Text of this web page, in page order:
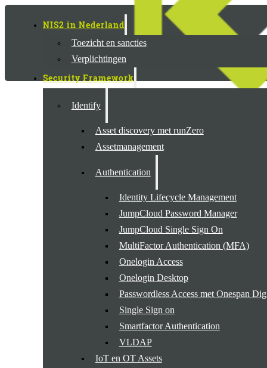
NIS2 in Nederland
Toezicht en sancties
Verplichtingen
Security Framework
Identify
Asset discovery met runZero
Assetmanagement
Authentication
Identity Lifecycle Management
JumpCloud Password Manager
JumpCloud Single Sign On
MultiFactor Authentication (MFA)
Onelogin Access
Onelogin Desktop
Passwordless Access met Onespan
Single Sign on
Smartfactor Authentication
VLDAP
IoT en OT Assets